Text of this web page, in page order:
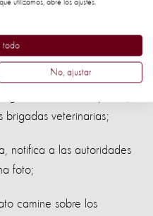
el país, envía estos
para su mascota;
brigadas veterinarias;
notifica a las autoridades
foto;
camine sobre los
utilizamos, abre los ajustes.
todo
No, ajustar